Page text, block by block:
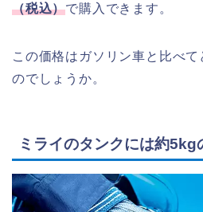
（税込）で購入できます。
この価格はガソリン車と比べ
のでしょうか。
ミライのタンクには約5kg